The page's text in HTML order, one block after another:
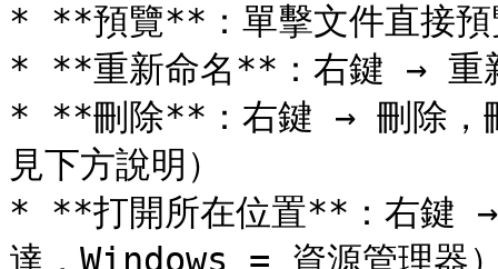
* **預覽**：單擊文件直接預
* **重新命名**：右鍵 → 重
* **刪除**：右鍵 → 刪除，
見下方說明）
* **打開所在位置**：右鍵 →
達，Windows = 資源管理器